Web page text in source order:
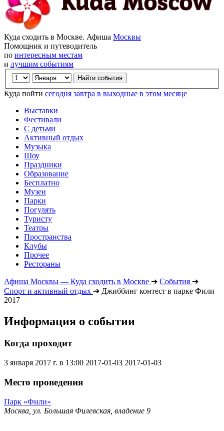
Куда сходить в Москве. Афиша Москвы
Помощник и путеводитель
по интересным местам
и лучшим событиям
Куда пойти сегодня завтра в выходные в этом месяце
Выставки
Фестивали
С детьми
Активный отдых
Музыка
Шоу
Праздники
Образование
Бесплатно
Музеи
Парки
Погулять
Туристу
Театры
Пространства
Клубы
Прочее
Рестораны
Афиша Москвы — Куда сходить в Москве ➔ События ➔
Спорт и активный отдых ➔ Джиббинг контест в парке Фили
2017
Информация о событии
Когда проходит
3 января 2017 г. в 13:00 2017-01-03 2017-01-03
Место проведения
Парк «Фили»
Москва, ул. Большая Филевская, владение 9